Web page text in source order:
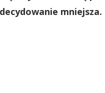
mniejsza.